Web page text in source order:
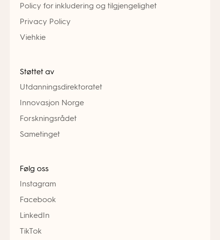
Policy for inkludering og tilgjengelighet
Privacy Policy
Viehkie
Støttet av
Utdanningsdirektoratet
Innovasjon Norge
Forskningsrådet
Sametinget
Følg oss
Instagram
Facebook
LinkedIn
TikTok